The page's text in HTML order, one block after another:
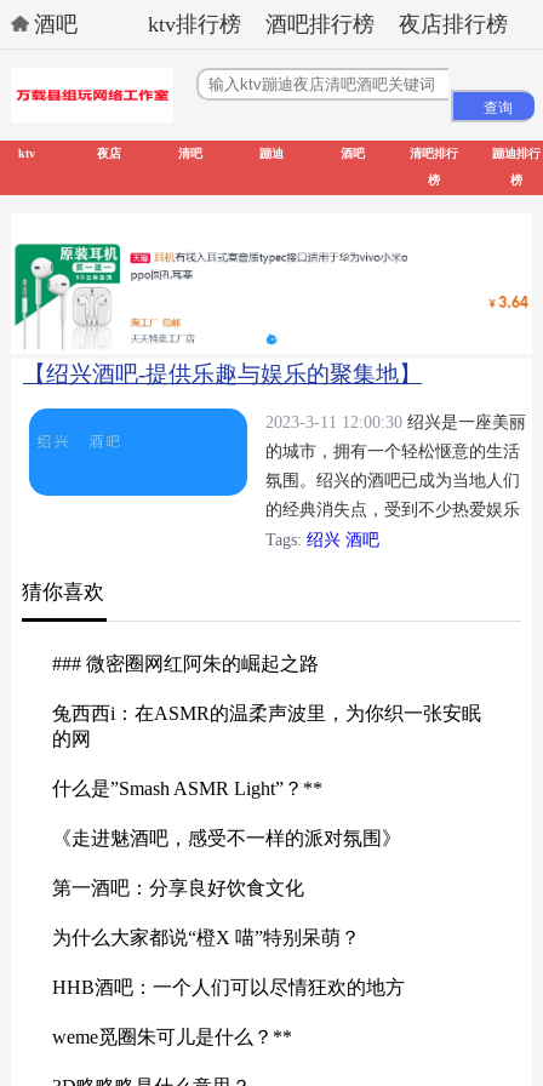
酒吧 ktv排行榜 酒吧排行榜 夜店排行榜
ktv 夜店 清吧 蹦迪 酒吧
清吧排行
榜
蹦迪排行
榜
【绍兴酒吧-提供乐趣与娱乐的聚集地】
2023-3-11 12:00:30 绍兴是一座美丽
的城市，拥有一个轻松惬意的生活
氛围。绍兴的酒吧已成为当地人们
的经典消失点，受到不少热爱娱乐
的观众的喜爱。 绍兴的优质酒吧主
之夜的演出、唱歌比赛、足球赛事
现场直播、还有桌上游戏，酒吧里
来更多乐趣、盛景与惊喜。 除了普
Tags: 绍兴 酒吧
猜你喜欢
### 微密圈网红阿朱的崛起之路
兔西西i：在ASMR的温柔声波里，为你织一张安眠
的网
什么是”Smash ASMR Light”？**
《走进魅酒吧，感受不一样的派对氛围》
第一酒吧：分享良好饮食文化
为什么大家都说“橙X 喵”特别呆萌？
HHB酒吧：一个人们可以尽情狂欢的地方
weme觅圈朱可儿是什么？**